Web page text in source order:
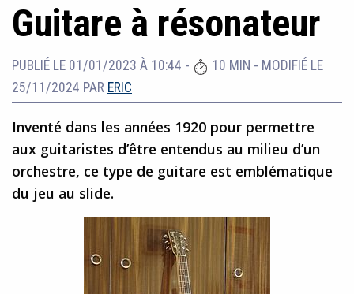
Guitare à résonateur
PUBLIÉ LE 01/01/2023 À 10:44 - 10 MIN - MODIFIÉ LE
25/11/2024 PAR ERIC
Inventé dans les années 1920 pour permettre
aux guitaristes d’être entendus au milieu d’un
orchestre, ce type de guitare est emblématique
du jeu au slide.